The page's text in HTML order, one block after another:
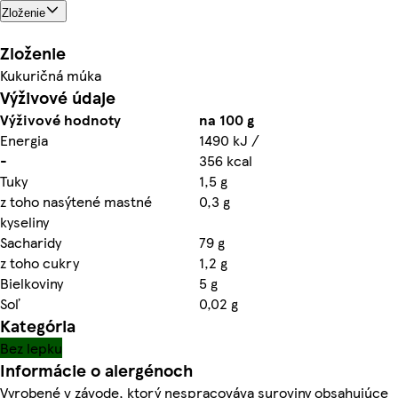
Zloženie
Zloženie
Kukuričná múka
Výživové údaje
Výživové hodnoty
na 100 g
Energia
1490 kJ /
-
356 kcal
Tuky
1,5 g
z toho nasýtené mastné
kyseliny
0,3 g
Sacharidy
79 g
z toho cukry
1,2 g
Bielkoviny
5 g
Soľ
0,02 g
Kategória
Bez lepku
Informácie o alergénoch
Vyrobené v závode, ktorý nespracováva suroviny obsahujúce